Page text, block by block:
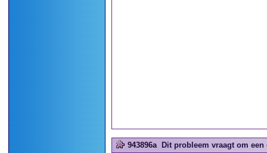
943896a Dit probleem vraagt om